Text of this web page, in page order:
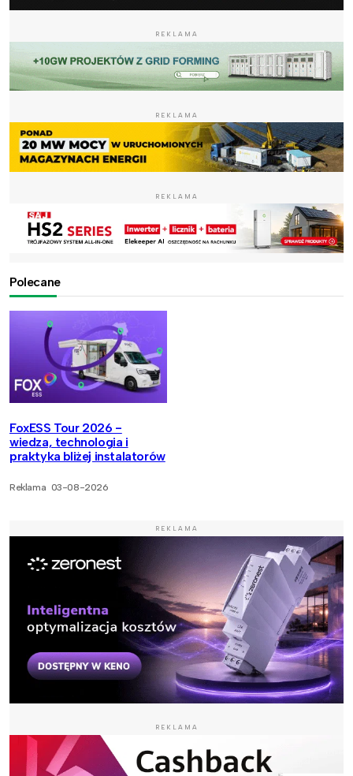
REKLAMA
REKLAMA
REKLAMA
Polecane
FoxESS Tour 2026 -
wiedza, technologia i
praktyka bliżej instalatorów
Reklama 03-08-2026
REKLAMA
REKLAMA